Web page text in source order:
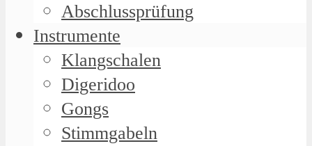
Abschlussprüfung
Instrumente
Klangschalen
Digeridoo
Gongs
Stimmgabeln